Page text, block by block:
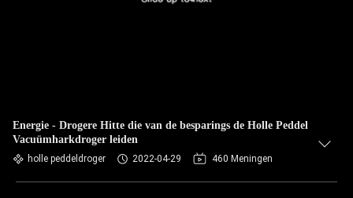
Energie - Drogere Hitte die van de besparings de Holle Peddel
Vacuümharkdroger leiden
holle peddeldroger 2022-04-29 460 Meningen